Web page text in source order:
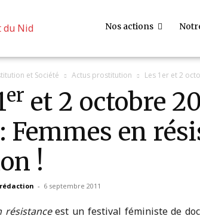
Nos actions
et Société Actus prostitution Les 1er et 2
er et 2 octobre
Femmes en
!
- 6 septembre 2011
résistanceest un festival féministe de